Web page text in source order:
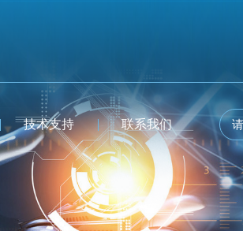
技术支持 联系我们